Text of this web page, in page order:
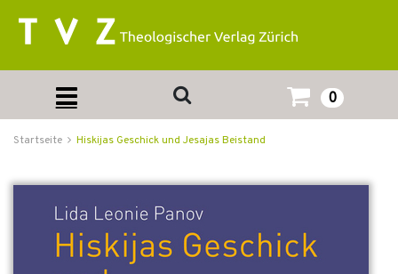
0
Startseite Hiskijas Geschick und Jesajas Beistand